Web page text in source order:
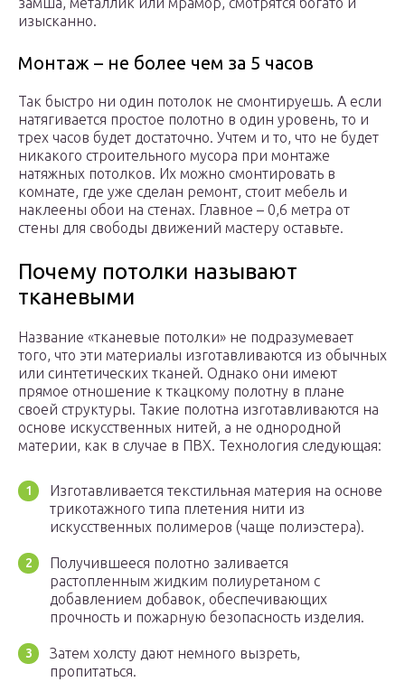
изысканно.
Монтаж – не более чем за 5 часов
Так быстро ни один потолок не смонтируешь. А если
натягивается простое полотно в один уровень, то и
трех часов будет достаточно. Учтем и то, что не будет
никакого строительного мусора при монтаже
натяжных потолков. Их можно смонтировать в
комнате, где уже сделан ремонт, стоит мебель и
наклеены обои на стенах. Главное – 0,6 метра от
стены для свободы движений мастеру оставьте.
Почему потолки называют
тканевыми
Название «тканевые потолки» не подразумевает
того, что эти материалы изготавливаются из обычных
или синтетических тканей. Однако они имеют
прямое отношение к ткацкому полотну в плане
своей структуры. Такие полотна изготавливаются на
основе искусственных нитей, а не однородной
материи, как в случае в ПВХ. Технология следующая:
Изготавливается текстильная материя на основе
трикотажного типа плетения нити из
искусственных полимеров (чаще полиэстера).
Получившееся полотно заливается
растопленным жидким полиуретаном с
добавлением добавок, обеспечивающих
прочность и пожарную безопасность изделия.
Затем холсту дают немного вызреть,
пропитаться.